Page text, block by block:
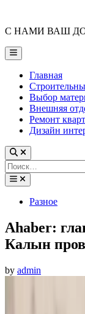
content
С НАМИ ВАШ
Main
Menu
Главная
Выбор
Внешняя
Ремонт
Дизайн
Найти:
PostedРазное
Ahaber:
Калын
by admin